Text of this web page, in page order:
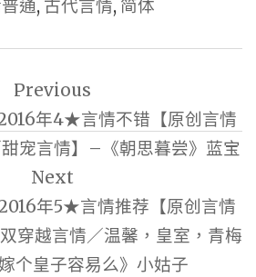
通, 古代言情, 简体
Previous
年4★言情不错【原创言情
宠言情】–《朝思暮尝》蓝宝
Next
年5★言情推荐【原创言情
穿越言情／温馨，皇室，青梅
个皇子容易么》小姑子